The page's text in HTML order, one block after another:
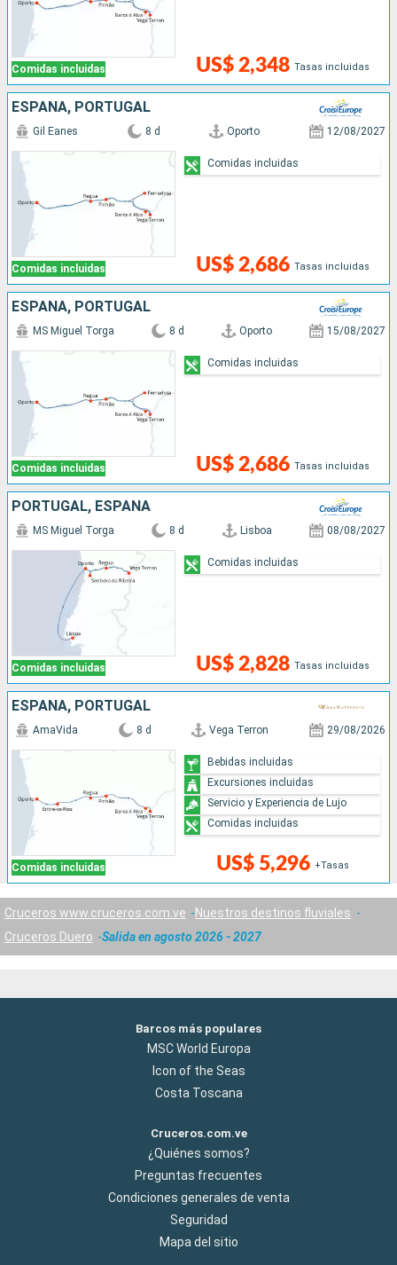
Comidas incluidas US$ 2,348 Tasas incluidas
ESPAÑA, PORTUGAL
Comidas incluidas
Gil Eanes 8 d Oporto 12/08/2027
US$ 2,686 Tasas incluidas
Comidas incluidas
ESPAÑA, PORTUGAL
Comidas incluidas
MS Miguel Torga 8 d Oporto 15/08/2027
US$ 2,686 Tasas incluidas
Comidas incluidas
PORTUGAL, ESPAÑA
Comidas incluidas
MS Miguel Torga 8 d Lisboa 08/08/2027
US$ 2,828 Tasas incluidas
Comidas incluidas
ESPAÑA, PORTUGAL
Comidas incluidas
AmaVida 8 d Vega Terron 29/08/2026
US$ 5,296 +Tasas
Bebidas incluidas
Excursiones incluidas
Servicio y Experiencia de Lujo
Comidas incluidas
Cruceros www.cruceros.com.ve
Nuestros destinos fluviales
Cruceros Duero
Salida en agosto 2026 - 2027
Barcos más populares
MSC World Europa
Icon of the Seas
Costa Toscana
Cruceros.com.ve
¿Quiénes somos?
Preguntas frecuentes
Condiciones generales de venta
Seguridad
Mapa del sitio